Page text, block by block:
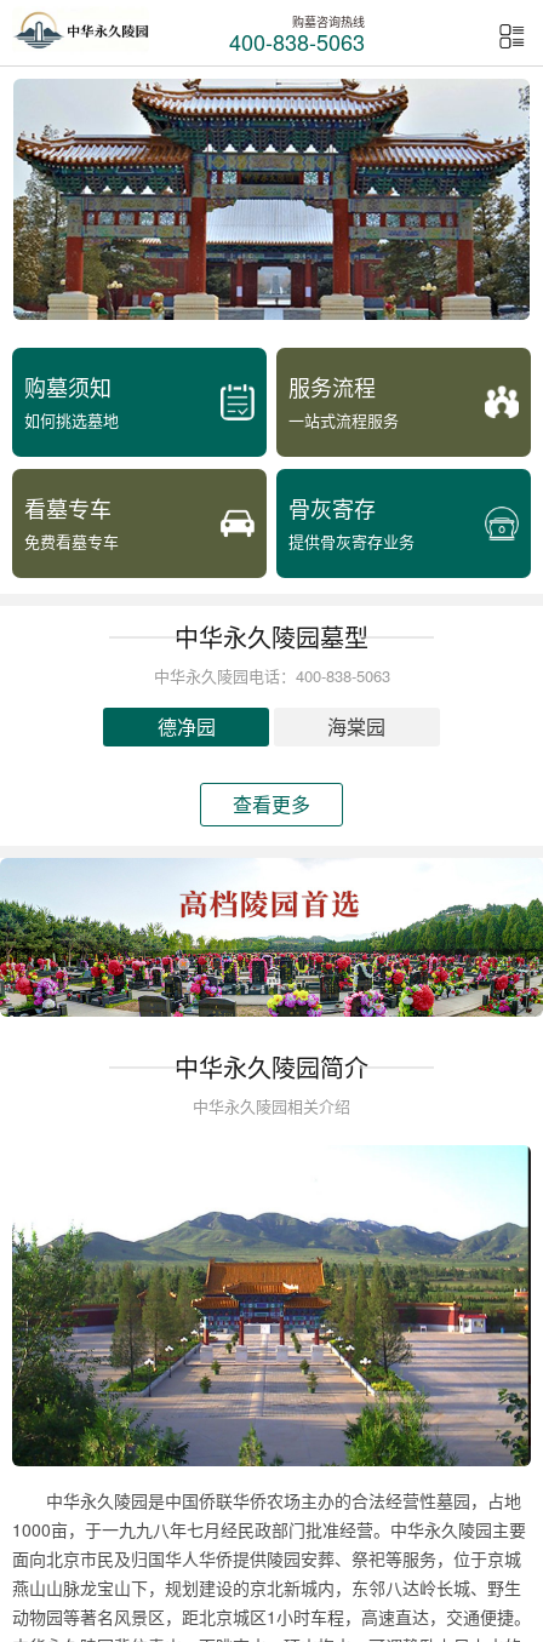
购墓咨询热线
400-838-5063
购墓须知
如何挑选墓地
服务流程
一站式流程服务
看墓专车
免费看墓专车
骨灰寄存
提供骨灰寄存业务
中华永久陵园墓型
中华永久陵园电话：400-838-5063
德净园 海棠园
查看更多
中华永久陵园简介
中华永久陵园相关介绍
中华永久陵园是中国侨联华侨农场主办的合法经营性墓园，占地
1000亩，于一九九八年七月经民政部门批准经营。中华永久陵园主要
面向北京市民及归国华人华侨提供陵园安葬、祭祀等服务，位于京城
燕山山脉龙宝山下，规划建设的京北新城内，东邻八达岭长城、野生
动物园等著名风景区，距北京城区1小时车程，高速直达，交通便捷。